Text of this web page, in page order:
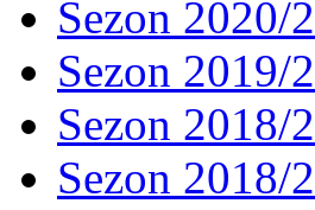
Sezon 2020/
Sezon 2019/
Sezon 2018/
Sezon 2018/